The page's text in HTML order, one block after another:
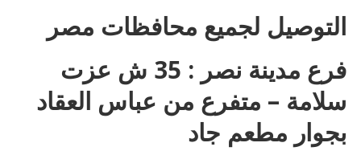
التوصيل لجميع محافظات مصر
فرع مدينة نصر : 35 ش عزت
سلامة – متفرع من عباس العقاد
بجوار مطعم جاد